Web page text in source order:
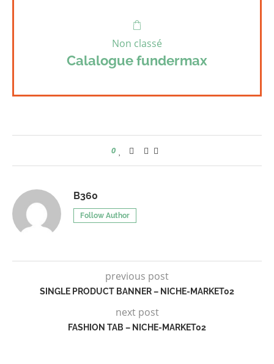
Non classé
Calalogue fundermax
0
B360
Follow Author
previous post
SINGLE PRODUCT BANNER – NICHE-MARKET02
next post
FASHION TAB – NICHE-MARKET02